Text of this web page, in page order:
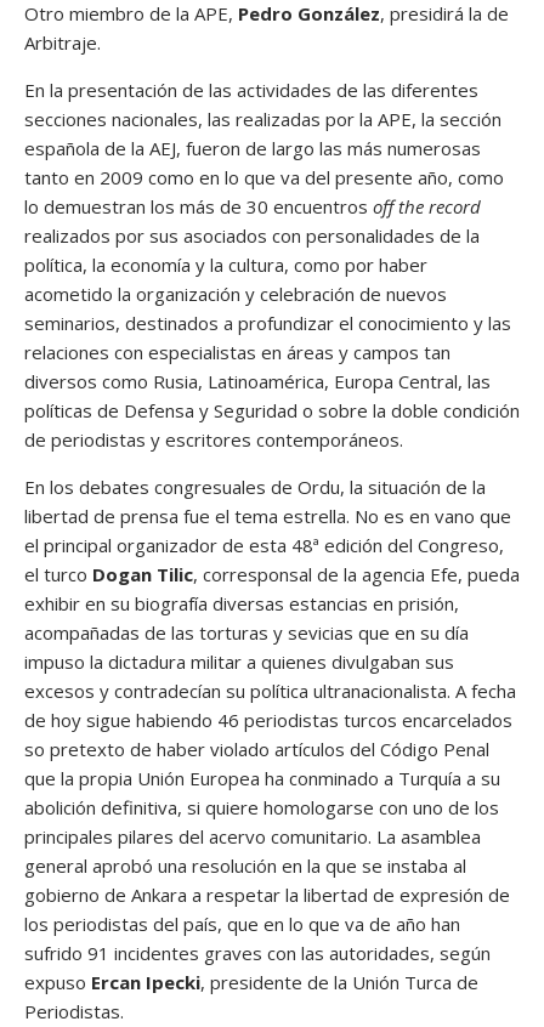
Otro miembro de la APE, Pedro González, presidirá la de
Arbitraje.
En la presentación de las actividades de las diferentes
secciones nacionales, las realizadas por la APE, la sección
española de la AEJ, fueron de largo las más numerosas
tanto en 2009 como en lo que va del presente año, como
lo demuestran los más de 30 encuentros off the record
realizados por sus asociados con personalidades de la
política, la economía y la cultura, como por haber
acometido la organización y celebración de nuevos
seminarios, destinados a profundizar el conocimiento y las
relaciones con especialistas en áreas y campos tan
diversos como Rusia, Latinoamérica, Europa Central, las
políticas de Defensa y Seguridad o sobre la doble condición
de periodistas y escritores contemporáneos.
En los debates congresuales de Ordu, la situación de la
libertad de prensa fue el tema estrella. No es en vano que
el principal organizador de esta 48ª edición del Congreso,
el turco Dogan Tilic, corresponsal de la agencia Efe, pueda
exhibir en su biografía diversas estancias en prisión,
acompañadas de las torturas y sevicias que en su día
impuso la dictadura militar a quienes divulgaban sus
excesos y contradecían su política ultranacionalista. A fecha
de hoy sigue habiendo 46 periodistas turcos encarcelados
so pretexto de haber violado artículos del Código Penal
que la propia Unión Europea ha conminado a Turquía a su
abolición definitiva, si quiere homologarse con uno de los
principales pilares del acervo comunitario. La asamblea
general aprobó una resolución en la que se instaba al
gobierno de Ankara a respetar la libertad de expresión de
los periodistas del país, que en lo que va de año han
sufrido 91 incidentes graves con las autoridades, según
expuso Ercan Ipecki, presidente de la Unión Turca de
Periodistas.